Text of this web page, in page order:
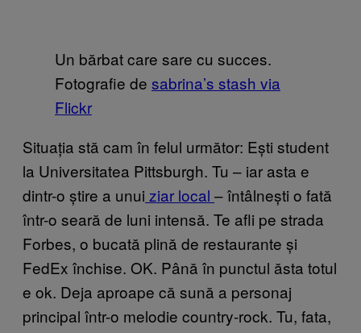
Un bărbat care sare cu succes.
Fotografie de sabrina’s stash via
Flickr
Situația stă cam în felul următor: Ești student
la Universitatea Pittsburgh. Tu – iar asta e
dintr-o știre a unui ziar local – întâlnești o fată
într-o seară de luni intensă. Te afli pe strada
Forbes, o bucată plină de restaurante și
FedEx închise. OK. Până în punctul ăsta totul
e ok. Deja aproape că sună a personaj
principal într-o melodie country-rock. Tu, fata,